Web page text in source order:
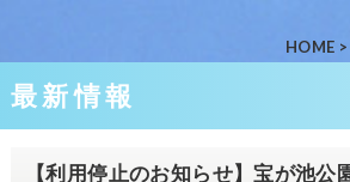
HOME >
最新情報
【利用停止のお知らせ】宝が池